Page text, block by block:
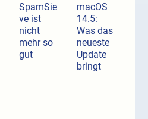
SpamSie
ve ist
nicht
mehr so
gut
macOS
14.5:
Was das
neueste
Update
bringt